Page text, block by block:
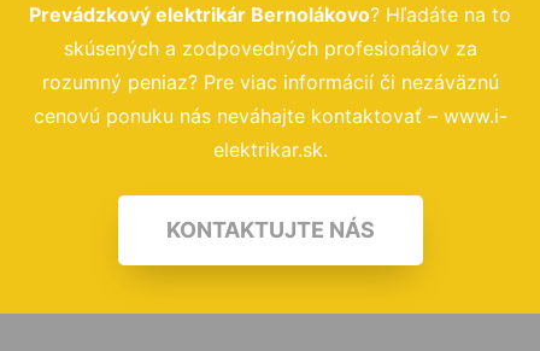
Prevádzkový elektrikár Bernolákovo? Hľadáte na to
skúsených a zodpovedných profesionálov za
rozumný peniaz? Pre viac informácií či nezáväznú
cenovú ponuku nás neváhajte kontaktovať – www.i-
elektrikar.sk.
KONTAKTUJTE NÁS